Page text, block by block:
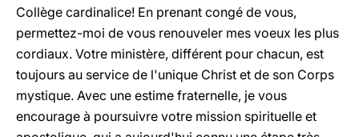
Collège cardinalice! En prenant congé de vous,
permettez-moi de vous renouveler mes voeux les plus
cordiaux. Votre ministère, différent pour chacun, est
toujours au service de l'unique Christ et de son Corps
mystique. Avec une estime fraternelle, je vous
encourage à poursuivre votre mission spirituelle et